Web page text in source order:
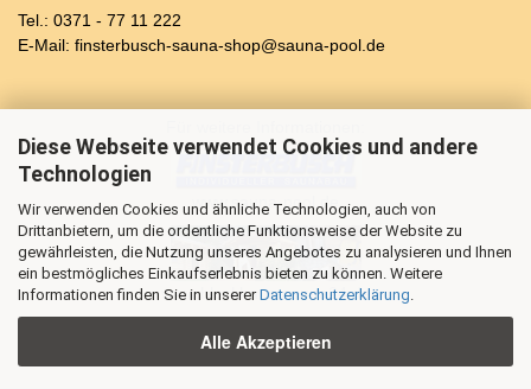
Diese Webseite verwendet Cookies und andere
Technologien
Wir verwenden Cookies und ähnliche Technologien, auch von
Drittanbietern, um die ordentliche Funktionsweise der Website zu
gewährleisten, die Nutzung unseres Angebotes zu analysieren und Ihnen
ein bestmögliches Einkaufserlebnis bieten zu können. Weitere
Informationen finden Sie in unsererDatenschutzerklärung.
Alle Akzeptieren
Tel.: 0371 - 77 11 222
E-Mail: finsterbusch-sauna-shop@sauna-pool.de
www.sauna-pool.de
www.blockhaus-sauna24.de